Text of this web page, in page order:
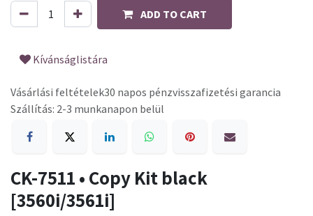
ADD TO CART
Kívánságlistára
Vásárlási feltételek30 napos pénzvisszafizetési garancia
Szállítás: 2-3 munkanapon belül
CK-7511 • Copy Kit black
[3560i/3561i]